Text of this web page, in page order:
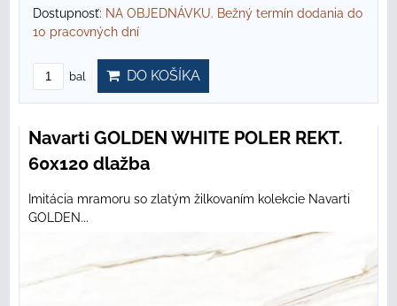
Dostupnosť: NA OBJEDNÁVKU. Bežný termín dodania do
10 pracovných dní
bal DO KOŠÍKA
Navarti GOLDEN WHITE POLER REKT.
60x120 dlažba
Imitácia mramoru so zlatým žilkovaním kolekcie Navarti
GOLDEN...